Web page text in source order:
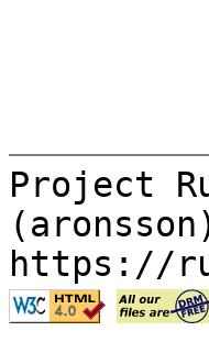
Project
https://